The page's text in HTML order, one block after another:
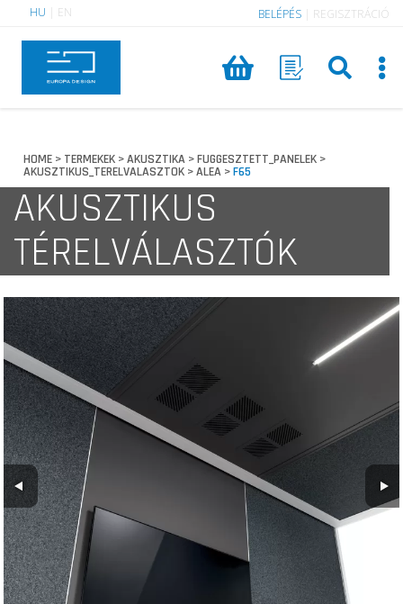
HU EN BELÉPÉS REGISZTRÁCIÓ
HOME > TERMEKEK >AKUSZTIKA >FUGGESZTETT_PANELEK >
AKUSZTIKUS_TERELVALASZTOK >ALEA >F65
AKUSZTIKUS
TÉRELVÁLASZTÓK